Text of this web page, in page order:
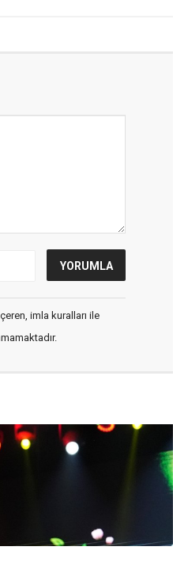
imla kuralları ile